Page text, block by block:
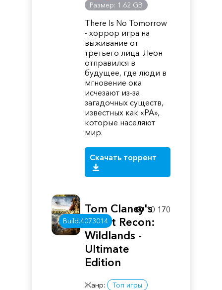
Размер: 1.62 GB
There Is No Tomorrow
- хоррор игра на
выживание от
третьего лица. Леон
отправился в
будущее, где люди в
мгновение ока
исчезают из-за
загадочных существ,
известных как «РА»,
которые населяют
мир.
Скачать торрент
Build.4073014
Tom Clancy's
Ghost Recon:
Wildlands -
Ultimate
Edition
Жанр:
Топ игры
10 170